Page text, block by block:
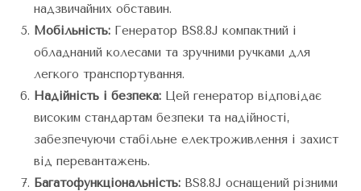
надзвичайних обставин.
Мобільність: Генератор BS8.8J компактний і
обладнаний колесами та зручними ручками для
легкого транспортування.
Надійність і безпека: Цей генератор відповідає
високим стандартам безпеки та надійності,
забезпечуючи стабільне електроживлення і захист
від перевантажень.
Багатофункціональність: BS8.8J оснащений різними